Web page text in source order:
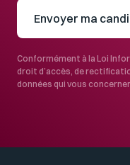
Envoyer ma
Conformément à la Loi
droit d’accès, de
données qui vous